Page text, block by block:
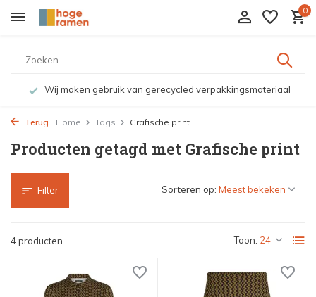
0
Wij maken gebruik van gerecycled verpakkingsmateriaal
Terug Home Tags Grafische print
Producten getagd met Grafische print
Filter
4 producten Toon:
Sorteren op: